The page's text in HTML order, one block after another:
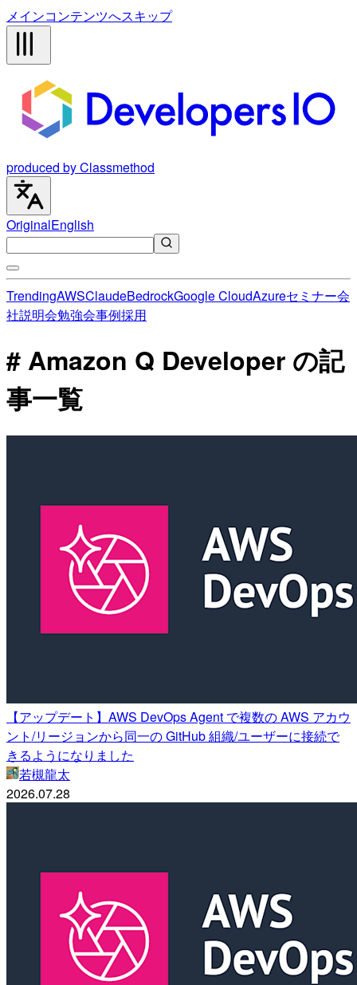
メインコンテンツへスキップ
produced by Classmethod
OriginalEnglish
TrendingAWSClaudeBedrockGoogle CloudAzureセミナー会
社説明会勉強会事例採用
# Amazon Q Developer の記
事一覧
【アップデート】AWS DevOps Agent で複数の AWS アカウ
ント/リージョンから同一の GitHub 組織/ユーザーに接続で
きるようになりました
若槻龍太
2026.07.28